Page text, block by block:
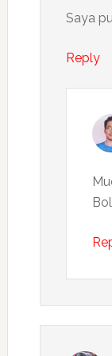
Saya
Reply